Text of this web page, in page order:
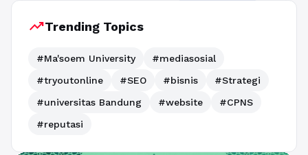
trending_upTrending Topics
#Ma'soem University
#mediasosial
#tryoutonline
#SEO #bisnis
#Strategi
#universitas Bandung
#website
#CPNS
#reputasi